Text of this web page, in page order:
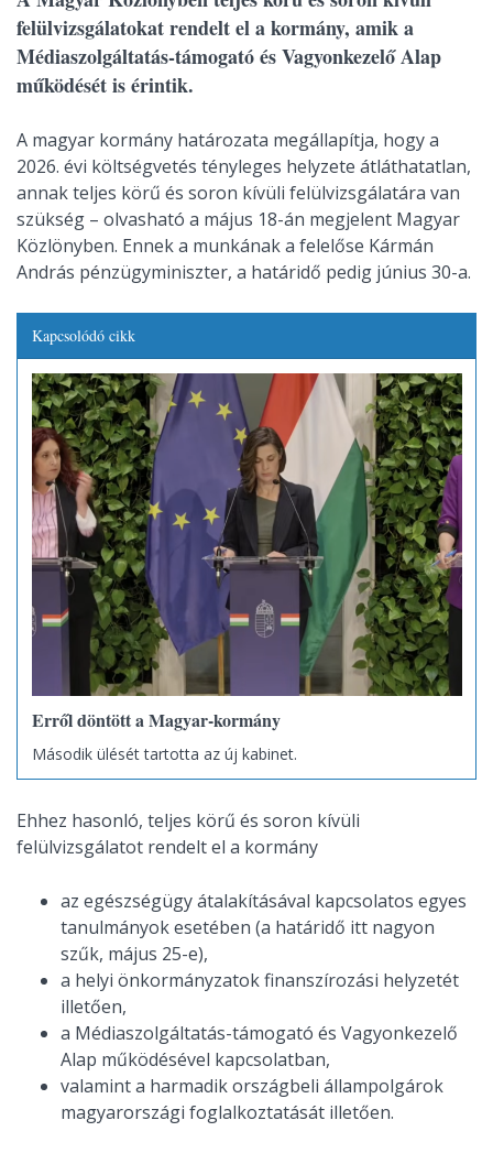
felülvizsgálatokat rendelt el a kormány, amik a
Médiaszolgáltatás-támogató és Vagyonkezelő Alap
működését is érintik.
A magyar kormány határozata megállapítja, hogy a
2026. évi költségvetés tényleges helyzete átláthatatlan,
annak teljes körű és soron kívüli felülvizsgálatára van
szükség – olvasható a május 18-án megjelent Magyar
Közlönyben. Ennek a munkának a felelőse Kármán
András pénzügyminiszter, a határidő pedig június 30-a.
Kapcsolódó cikk
Erről döntött a Magyar-kormány
Második ülését tartotta az új kabinet.
Ehhez hasonló, teljes körű és soron kívüli
felülvizsgálatot rendelt el a kormány
az egészségügy átalakításával kapcsolatos egyes
tanulmányok esetében (a határidő itt nagyon
szűk, május 25-e),
a helyi önkormányzatok finanszírozási helyzetét
illetően,
a Médiaszolgáltatás-támogató és Vagyonkezelő
Alap működésével kapcsolatban,
valamint a harmadik országbeli állampolgárok
magyarországi foglalkoztatását illetően.